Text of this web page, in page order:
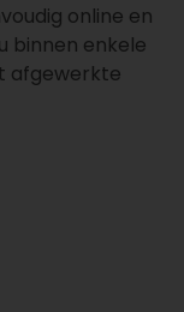
online en
binnen enkele
afgewerkte